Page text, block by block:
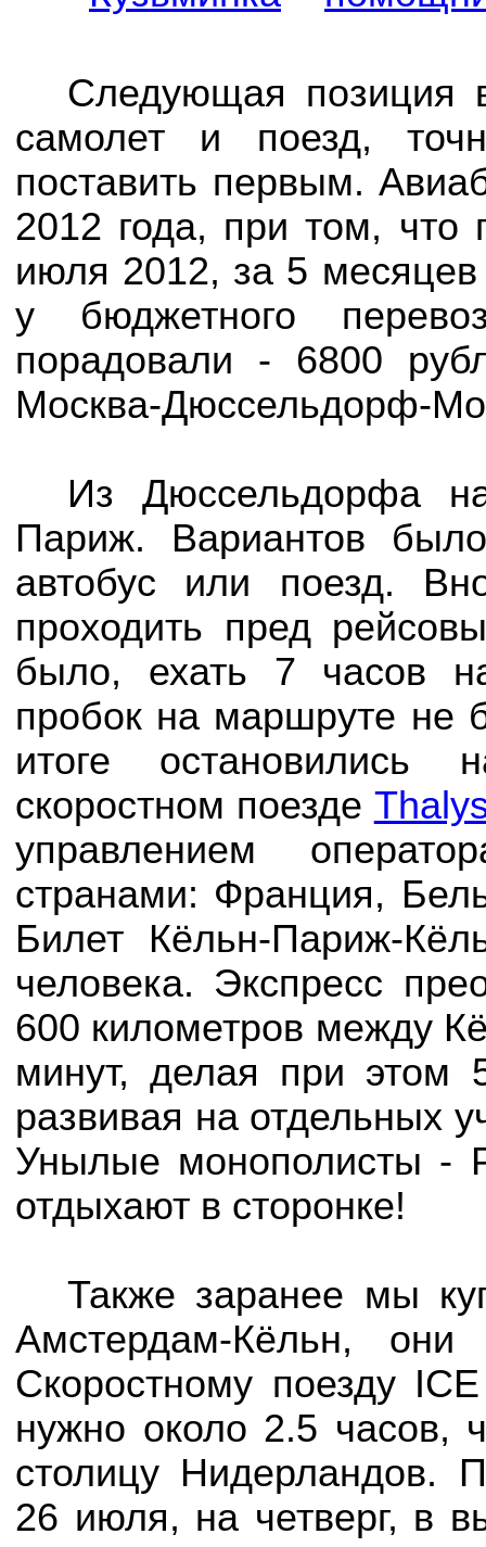
Следующая позиция
самолет и поезд,
поставить первым.
2012 года, при том, что
июля 2012, за 5
у бюджетного
порадовали - 6800
Москва-Дюссельдорф-
Из Дюссельдорфа
Париж. Вариантов
автобус или поезд.
проходить пред
было, ехать 7 часов
пробок на маршруте не
итоге остановились
скоростном поезде
управлением
странами: Франция,
Билет Кёльн-Париж-
человека. Экспресс
600 километров между
минут, делая при этом
развивая на отдельных
Унылые монополисты -
отдыхают в сторонке!
Также заранее мы
Амстердам-Кёльн,
Скоростному поезду
нужно около 2.5 часов,
столицу Нидерландов.
26 июля, на четверг, в